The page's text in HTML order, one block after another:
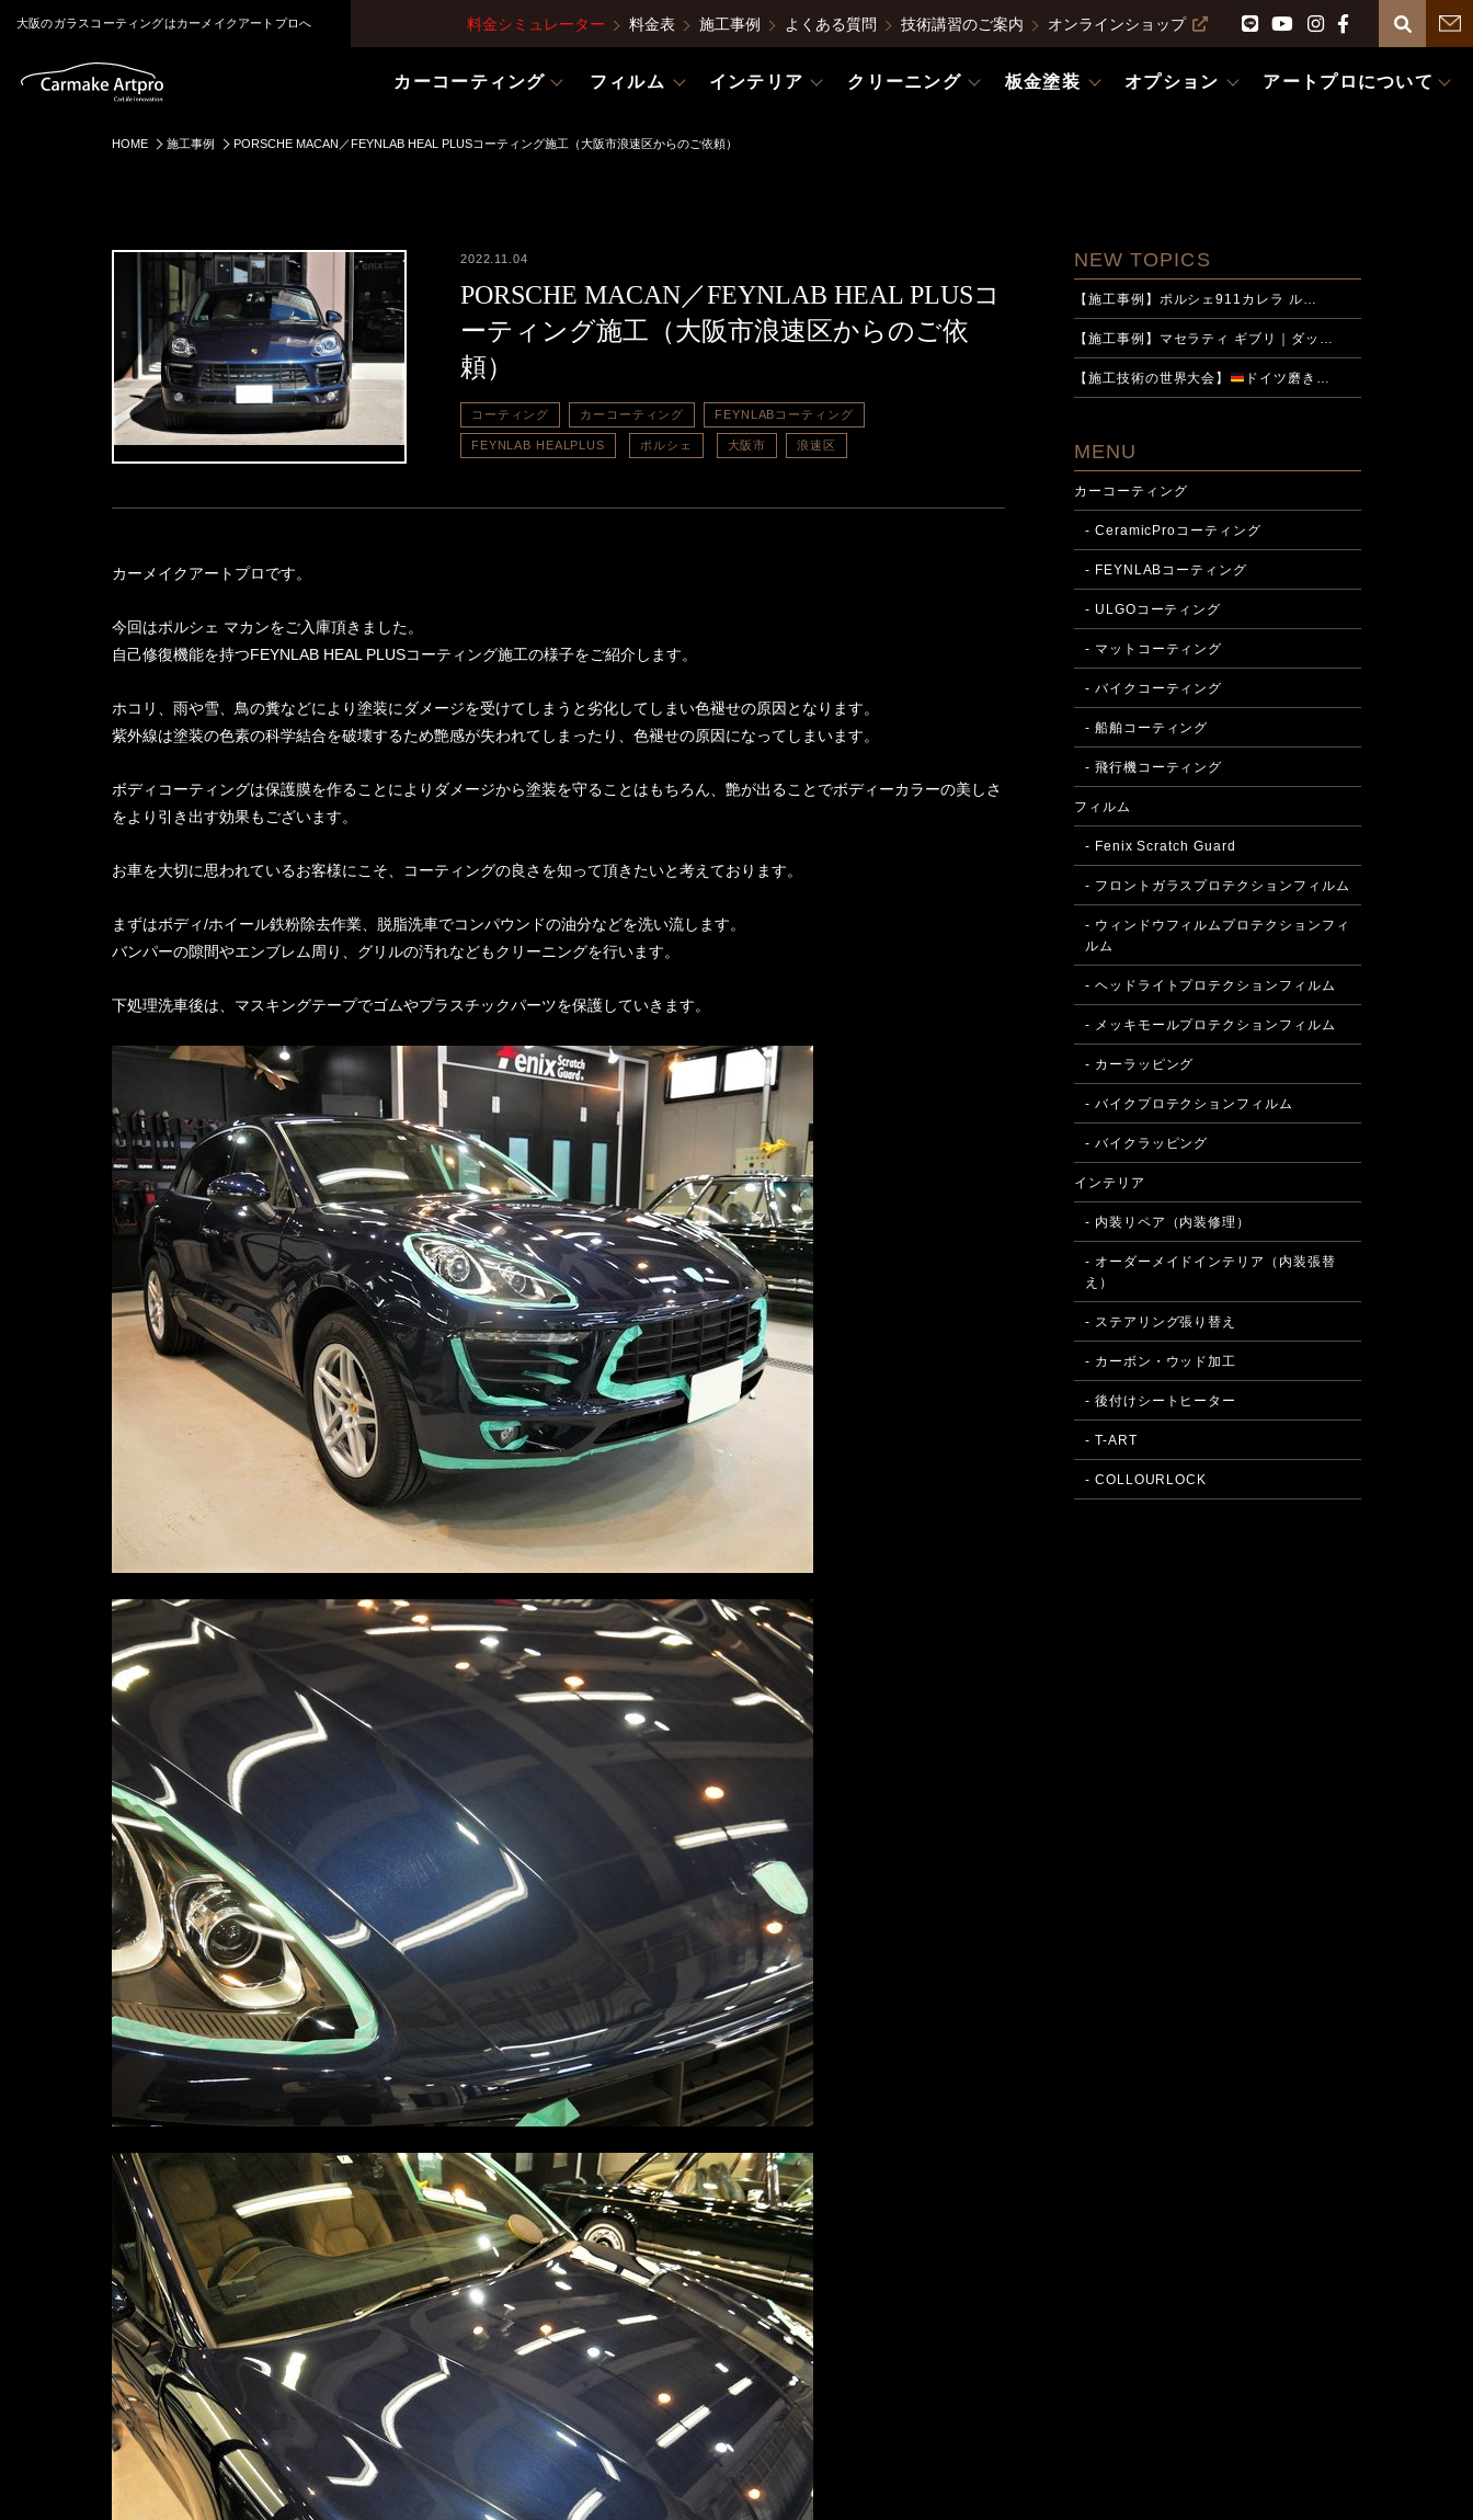
大阪のガラスコーティングはカーメイクアートプロへ 料金シミュレーター 料金表 施工事例 よくある質問 技術講習のご案内 オンラインショップ
カーコーティング フィルム インテリア クリーニング 板金塗装 オプション アートプロについて
HOME 施工事例 PORSCHE MACAN／FEYNLAB HEAL PLUSコーティング施工（大阪市浪速区からのご依頼）
2022.11.04
PORSCHE MACAN／FEYNLAB HEAL PLUSコ
ーティング施工（大阪市浪速区からのご依
頼）
コーティング カーコーティング FEYNLABコーティング
FEYNLAB HEALPLUS ポルシェ 大阪市 浪速区
カーメイクアートプロです。
今回はポルシェ マカンをご入庫頂きました。
自己修復機能を持つFEYNLAB HEAL PLUSコーティング施工の様子をご紹介します。
ホコリ、雨や雪、鳥の糞などにより塗装にダメージを受けてしまうと劣化してしまい色褪せの原因となります。
紫外線は塗装の色素の科学結合を破壊するため艶感が失われてしまったり、色褪せの原因になってしまいます。
ボディコーティングは保護膜を作ることによりダメージから塗装を守ることはもちろん、艶が出ることでボディーカラーの美しさ
をより引き出す効果もございます。
お車を大切に思われているお客様にこそ、コーティングの良さを知って頂きたいと考えております。
まずはボディ/ホイール鉄粉除去作業、脱脂洗車でコンパウンドの油分などを洗い流します。
バンパーの隙間やエンブレム周り、グリルの汚れなどもクリーニングを行います。
下処理洗車後は、マスキングテープでゴムやプラスチックパーツを保護していきます。
NEW TOPICS
【施工事例】ポルシェ911カレラ ル…
【施工事例】マセラティ ギブリ｜ダッ…
【施工技術の世界大会】 ドイツ磨き…
MENU
カーコーティング
- CeramicProコーティング
- FEYNLABコーティング
- ULGOコーティング
- マットコーティング
- バイクコーティング
- 船舶コーティング
- 飛行機コーティング
フィルム
- Fenix Scratch Guard
- フロントガラスプロテクションフィルム
- ウィンドウフィルムプロテクションフィ
ルム
- ヘッドライトプロテクションフィルム
- メッキモールプロテクションフィルム
- カーラッピング
- バイクプロテクションフィルム
- バイクラッピング
インテリア
- 内装リペア（内装修理）
- オーダーメイドインテリア（内装張替
え）
- ステアリング張り替え
- カーボン・ウッド加工
- 後付けシートヒーター
- T-ART
- COLLOURLOCK